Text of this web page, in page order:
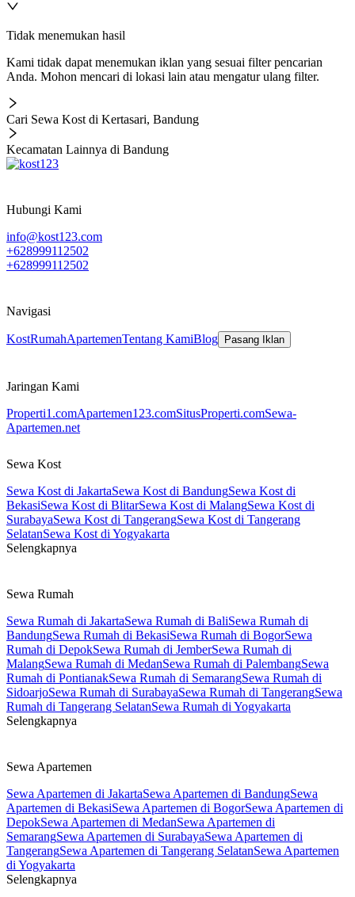
Tidak menemukan hasil
Kami tidak dapat menemukan iklan yang sesuai filter pencarian
Anda. Mohon mencari di lokasi lain atau mengatur ulang filter.
Cari Sewa Kost di Kertasari, Bandung
Kecamatan Lainnya di Bandung
Hubungi Kami
info@kost123.com
+628999112502
+628999112502
Navigasi
KostRumahApartemenTentang KamiBlog Pasang Iklan
Jaringan Kami
Properti1.comApartemen123.comSitusProperti.comSewa-
Apartemen.net
Sewa Kost
Sewa Kost di JakartaSewa Kost di BandungSewa Kost di
BekasiSewa Kost di BlitarSewa Kost di MalangSewa Kost di
SurabayaSewa Kost di TangerangSewa Kost di Tangerang
SelatanSewa Kost di Yogyakarta
Selengkapnya
Sewa Rumah
Sewa Rumah di JakartaSewa Rumah di BaliSewa Rumah di
BandungSewa Rumah di BekasiSewa Rumah di BogorSewa
Rumah di DepokSewa Rumah di JemberSewa Rumah di
MalangSewa Rumah di MedanSewa Rumah di PalembangSewa
Rumah di PontianakSewa Rumah di SemarangSewa Rumah di
SidoarjoSewa Rumah di SurabayaSewa Rumah di TangerangSewa
Rumah di Tangerang SelatanSewa Rumah di Yogyakarta
Selengkapnya
Sewa Apartemen
Sewa Apartemen di JakartaSewa Apartemen di BandungSewa
Apartemen di BekasiSewa Apartemen di BogorSewa Apartemen di
DepokSewa Apartemen di MedanSewa Apartemen di
SemarangSewa Apartemen di SurabayaSewa Apartemen di
TangerangSewa Apartemen di Tangerang SelatanSewa Apartemen
di Yogyakarta
Selengkapnya